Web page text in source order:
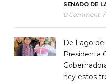
SENADO DE
0 Comment /
De Lago
Presidenta
hoy estos